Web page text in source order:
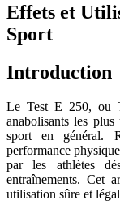
Effets et
Sport
Introduction
Le Test E 250, ou
anabolisants les
sport en général.
performance
par les athlètes
entraînements. Cet
utilisation sûre et